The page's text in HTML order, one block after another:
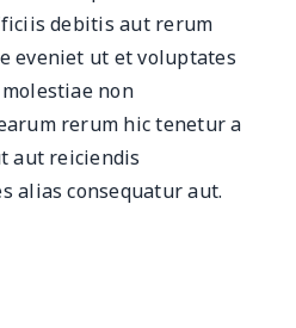
debitis aut rerum
eveniet ut et voluptates
non
rerum hic tenetur a
aut reiciendis
alias consequatur aut.